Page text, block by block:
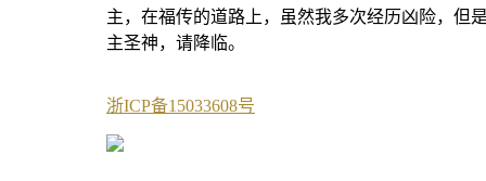
主，在福传的道路上，虽然我多次经历凶险，但
主圣神，请降临。
浙ICP备15033608号